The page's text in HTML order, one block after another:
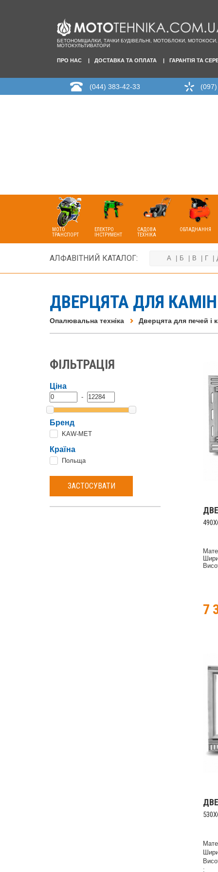
БЕТОНОМІШАЛКИ, ТАЧКИ БУДІВЕЛЬНІ, МОТОБЛОКИ, МОТОКОСИ,
МОТОКУЛЬТИВАТОРИ
ПРО НАС ДОСТАВКА ТА ОПЛАТА ГАРАНТІЯ ТА
(044) 383-42-33
МОТО
ТРАНСПОРТ
ЕЛЕКТРО
ІНСТРУМЕНТ
САДОВА
ТЕХНІКА
ОБЛАДНАННЯ
АЛФАВІТНИЙ КАТАЛОГ: А Б В Г
ДВЕРЦЯТА ДЛЯ
Опалювальна техніка Дверцята для печей і
ФІЛЬТРАЦІЯ
Ціна
-
Бренд
KAW-MET
Країна
Польща
ЗАСТОСУВАТИ
7
;